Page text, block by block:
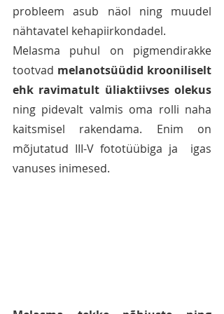
probleem asub näol ning muudel
nähtavatel kehapiirkondadel.
Melasma puhul on pigmendirakke
tootvad melanotsüüdid krooniliselt
ehk ravimatult üliaktiivses olekus
ning pidevalt valmis oma rolli naha
kaitsmisel rakendama. Enim on
mõjutatud III-V fototüübiga ja  igas
vanuses inimesed.